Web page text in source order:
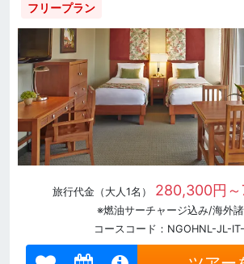
フリープラン
旅行代金（大人1名） 280,300円
※燃油サーチャージ込み/海外諸
コースコード：NGOHNL-JL-